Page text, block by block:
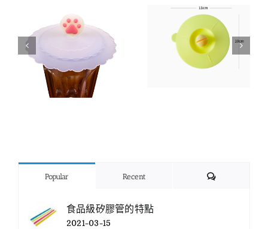
Popular Recent Comments
食品級矽膠管的特點
2021-03-15